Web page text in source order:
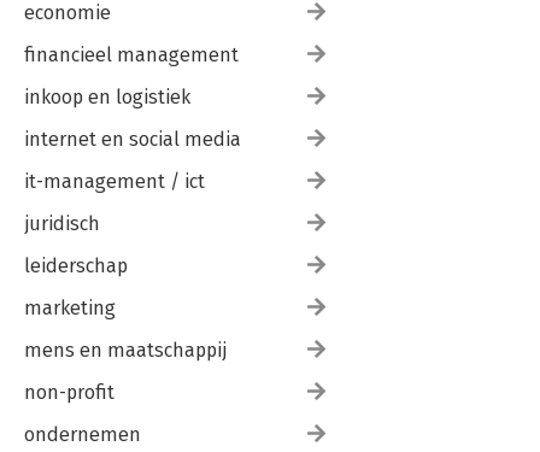
economie
financieel management
inkoop en logistiek
internet en social media
it-management / ict
juridisch
leiderschap
marketing
mens en maatschappij
non-profit
ondernemen